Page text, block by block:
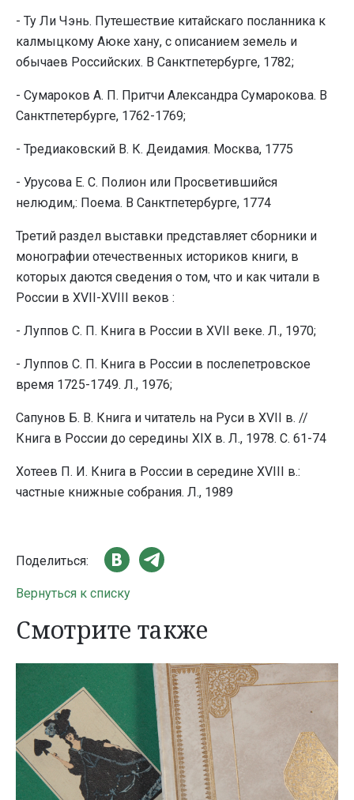
- Ту Ли Чэнь. Путешествие китайскаго посланника к
калмыцкому Аюке хану, с описанием земель и
обычаев Российских. В Санктпетербурге, 1782;
- Сумароков А. П. Притчи Александра Сумарокова. В
Санктпетербурге, 1762-1769;
- Тредиаковский В. К. Деидамия. Москва, 1775
- Урусова Е. С. Полион или Просветившийся
нелюдим,: Поема. В Санктпетербурге, 1774
Третий раздел выставки представляет сборники и
монографии отечественных историков книги, в
которых даются сведения о том, что и как читали в
России в XVII-XVIII веков :
- Луппов С. П. Книга в России в XVII веке. Л., 1970;
- Луппов С. П. Книга в России в послепетровское
время 1725-1749. Л., 1976;
Сапунов Б. В. Книга и читатель на Руси в XVII в. //
Книга в России до середины XIX в. Л., 1978. С. 61-74
Хотеев П. И. Книга в России в середине XVIII в.:
частные книжные собрания. Л., 1989
Поделиться:
Вернуться к списку
Смотрите также